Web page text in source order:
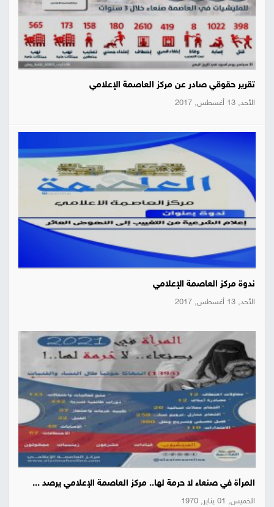
تقرير حقوقي صادر عن مركز العاصمة الإعلامي
الأحد, 13 أغسطس, 2017
ندوة مركز العاصمة الإعلامي
الأحد, 13 أغسطس, 2017
المرأة في صنعاء لا حرمة لها.. مركز العاصمة الإعلامي يرصد ...
الخميس, 01 يناير, 1970